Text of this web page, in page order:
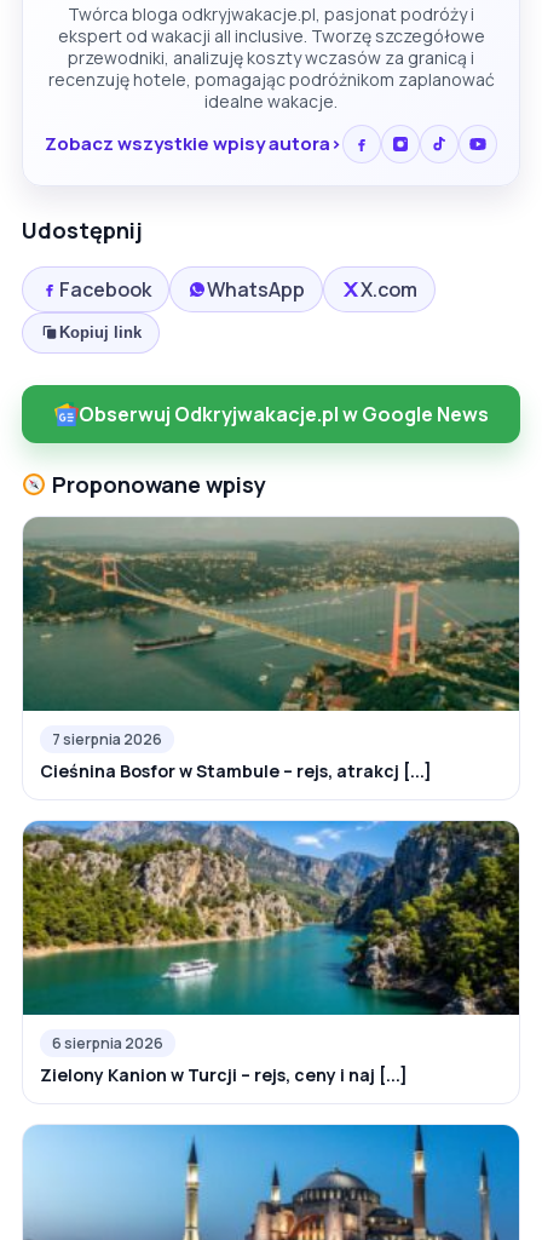
Twórca bloga odkryjwakacje.pl, pasjonat podróży i
ekspert od wakacji all inclusive. Tworzę szczegółowe
przewodniki, analizuję koszty wczasów za granicą i
recenzuję hotele, pomagając podróżnikom zaplanować
idealne wakacje.
Zobacz wszystkie wpisy autora
Udostępnij
Facebook WhatsApp X.com
Kopiuj link
Obserwuj Odkryjwakacje.pl w Google News
Proponowane wpisy
7 sierpnia 2026
Cieśnina Bosfor w Stambule – rejs, atrakcj [...]
6 sierpnia 2026
Zielony Kanion w Turcji – rejs, ceny i naj [...]